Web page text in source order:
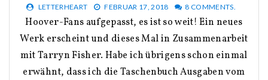
LETTERHEART FEBRUAR 17, 2018 8 COMMENTS.
Hoover-Fans aufgepasst, es ist so weit! Ein neues
Werk erscheint und dieses Mal in Zusammenarbeit
mit Tarryn Fisher. Habe ich übrigens schon einmal
erwähnt, dass ich die Taschenbuch Ausgaben vom